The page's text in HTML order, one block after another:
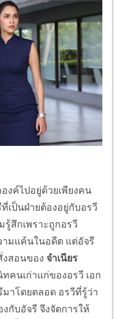
งค์ไปอยู่ด้วยเพียงคน
เป็นฝ่ายต้องอยู่กับอรวี
รู้สึกเพราะถูกอรวี
มแค้นในอดีต แต่อัจรี
งสอนของ จำเนียร
คนเก่าแก่ของอรวี เอก
าโดยตลอด อรวีที่รู้ว่า
กับอัจรี จึงจัดการให้